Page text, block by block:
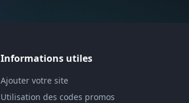
Informations utiles
Ajouter votre site
Utilisation des codes promos